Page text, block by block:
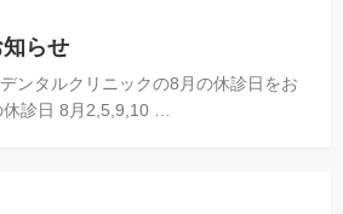
らせ
ンタルクリニックの8月の休診日をお
診日 8月2,5,9,10 …